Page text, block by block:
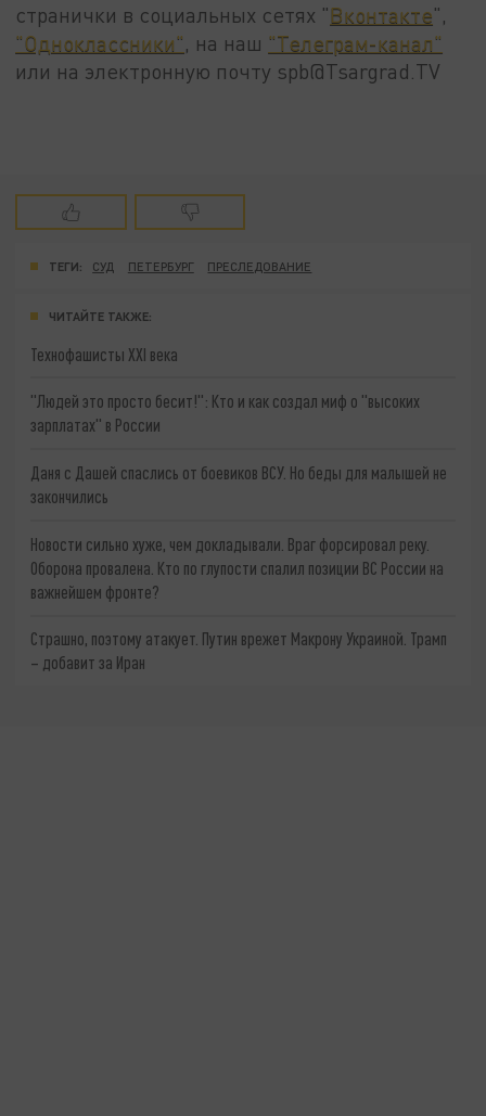
странички в социальных сетях "Вконтакте",
"Одноклассники" , на наш "Телеграм-канал"
или на электронную почту spb@Tsargrad.TV
ТЕГИ: СУД ПЕТЕРБУРГ ПРЕСЛЕДОВАНИЕ
ЧИТАЙТЕ ТАКЖЕ:
Технофашисты XXI века
"Людей это просто бесит!": Кто и как создал миф о "высоких
зарплатах" в России
Даня с Дашей спаслись от боевиков ВСУ. Но беды для малышей не
закончились
Новости сильно хуже, чем докладывали. Враг форсировал реку.
Оборона провалена. Кто по глупости спалил позиции ВС России на
важнейшем фронте?
Страшно, поэтому атакует. Путин врежет Макрону Украиной. Трамп
– добавит за Иран